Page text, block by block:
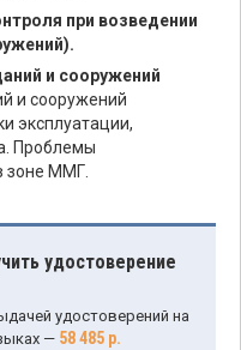
при возведении
и сооружений
и сооружений
эксплуатации,
Проблемы
зоне ММГ.
удостоверение
удостоверений на
— 58 485 р.